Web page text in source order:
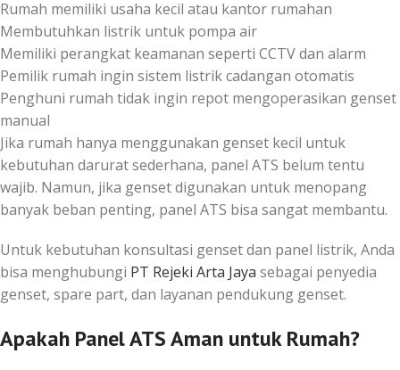
Rumah memiliki usaha kecil atau kantor rumahan
Membutuhkan listrik untuk pompa air
Memiliki perangkat keamanan seperti CCTV dan alarm
Pemilik rumah ingin sistem listrik cadangan otomatis
Penghuni rumah tidak ingin repot mengoperasikan genset
manual
Jika rumah hanya menggunakan genset kecil untuk
kebutuhan darurat sederhana, panel ATS belum tentu
wajib. Namun, jika genset digunakan untuk menopang
banyak beban penting, panel ATS bisa sangat membantu.
Untuk kebutuhan konsultasi genset dan panel listrik, Anda
bisa menghubungi PT Rejeki Arta Jaya sebagai penyedia
genset, spare part, dan layanan pendukung genset.
Apakah Panel ATS Aman untuk Rumah?